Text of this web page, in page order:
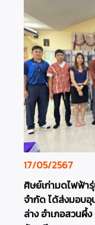
17/05/2567
ศิษย์เก่ามดไฟฟ้า
จำกัด ได้ส่งมอบอุ
ล่าง อำเภอสวนผึ้